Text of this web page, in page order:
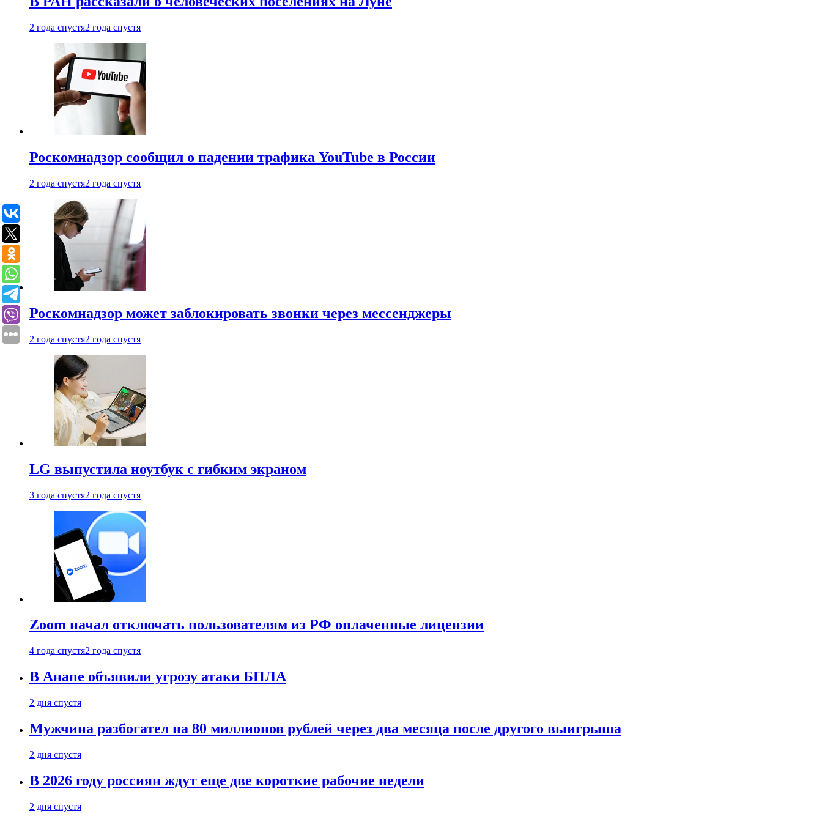
2 года спустя2 года спустя
Роскомнадзор сообщил о падении трафика YouTube в России
2 года спустя2 года спустя
Роскомнадзор может заблокировать звонки через мессенджеры
2 года спустя2 года спустя
LG выпустила ноутбук с гибким экраном
3 года спустя2 года спустя
Zoom начал отключать пользователям из РФ оплаченные лицензии
4 года спустя2 года спустя
В Анапе объявили угрозу атаки БПЛА
2 дня спустя
Мужчина разбогател на 80 миллионов рублей через два месяца после другого выигрыша
2 дня спустя
В 2026 году россиян ждут еще две короткие рабочие недели
2 дня спустя